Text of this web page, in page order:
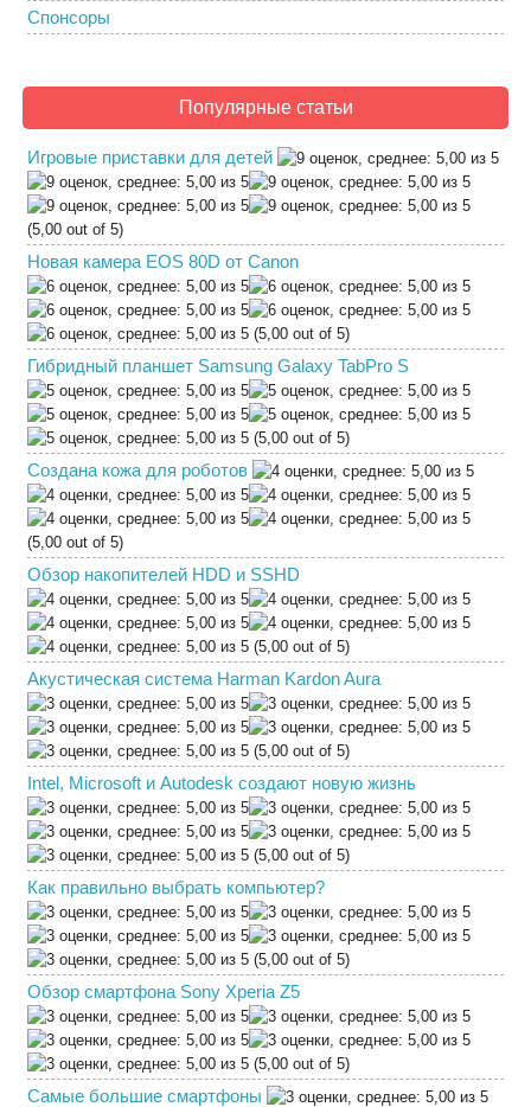
Спонсоры
Популярные статьи
Игровые приставки для детей
(5,00 out of 5)
Новая камера EOS 80D от Canon
(5,00 out of 5)
Гибридный планшет Samsung Galaxy TabPro S
(5,00 out of 5)
Создана кожа для роботов
(5,00 out of 5)
Обзор накопителей HDD и SSHD
(5,00 out of 5)
Акустическая система Harman Kardon Aura
(5,00 out of 5)
Intel, Microsoft и Autodesk создают новую жизнь
(5,00 out of 5)
Как правильно выбрать компьютер?
(5,00 out of 5)
Обзор смартфона Sony Xperia Z5
(5,00 out of 5)
Самые большие смартфоны